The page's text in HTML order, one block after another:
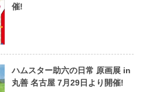
催!
ハムスター助六の日常 原画展 in
丸善 名古屋 7月29日より開催!